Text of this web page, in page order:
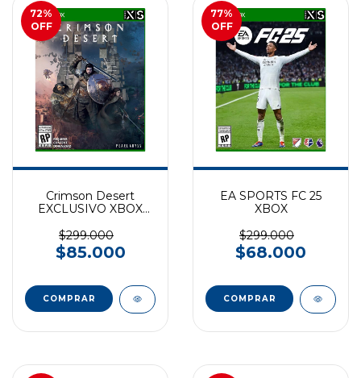
72%
OFF
Crimson Desert
EXCLUSIVO XBOX
$299.000
$85.000
77%
OFF
EA SPORTS FC 25
XBOX
$299.000
$68.000